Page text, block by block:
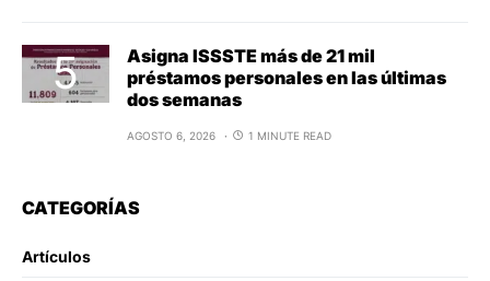
Asigna ISSSTE más de 21 mil
préstamos personales en las últimas
dos semanas
AGOSTO 6, 2026 1 MINUTE READ
CATEGORÍAS
Artículos